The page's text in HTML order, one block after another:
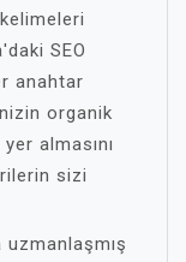
SEO
anahtar
organik
almasını
sizi
uzmanlaşmış